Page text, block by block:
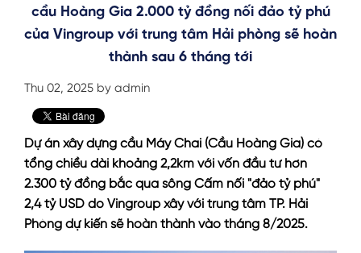
cầu Hoàng Gia 2.000 tỷ đồng nối đảo tỷ phú
của Vingroup với trung tâm Hải phòng sẽ hoàn
thành sau 6 tháng tới
Thu 02, 2025 by admin
Dự án xây dựng cầu Máy Chai (Cầu Hoàng Gia) có
tổng chiều dài khoảng 2,2km với vốn đầu tư hơn
2.300 tỷ đồng bắc qua sông Cấm nối "đảo tỷ phú"
2,4 tỷ USD do Vingroup xây với trung tâm TP. Hải
Phòng dự kiến sẽ hoàn thành vào tháng 8/2025.